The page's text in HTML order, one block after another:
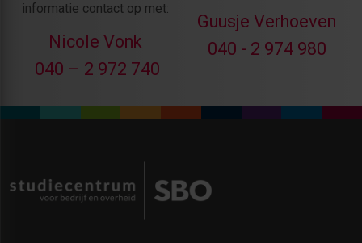
informatie contact op met:
Nicole Vonk
040 – 2 972 740
Guusje Verhoeven
040 - 2 974 980